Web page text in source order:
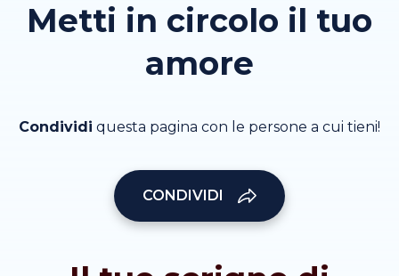
Metti in circolo il tuo
amore
Condividi questa pagina con le persone a cui tieni!
CONDIVIDI